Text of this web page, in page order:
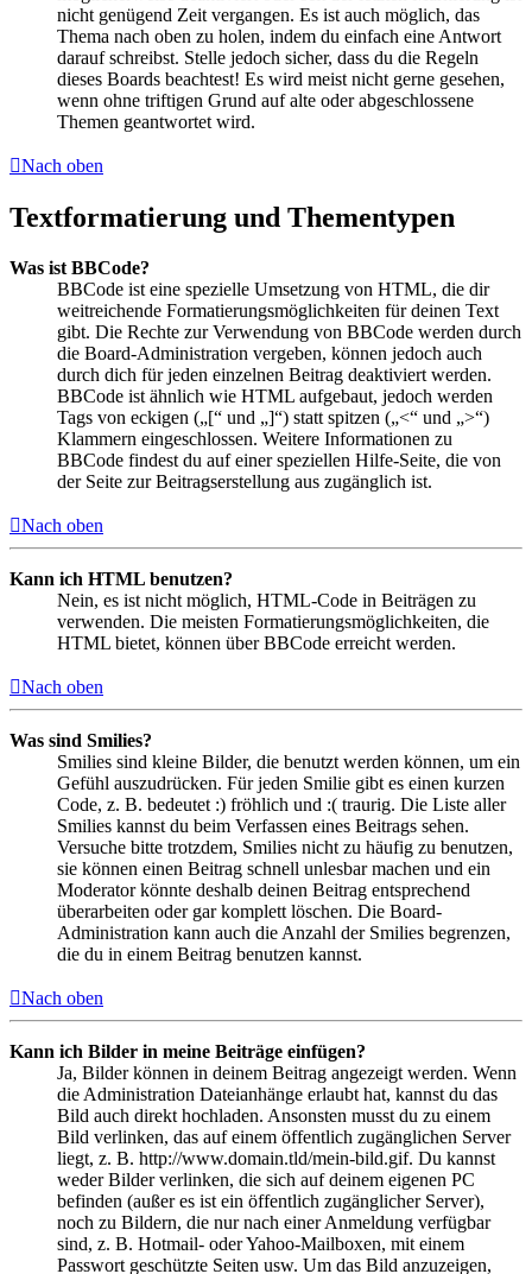
nicht genügend Zeit vergangen. Es ist auch möglich, das
Thema nach oben zu holen, indem du einfach eine Antwort
darauf schreibst. Stelle jedoch sicher, dass du die Regeln
dieses Boards beachtest! Es wird meist nicht gerne gesehen,
wenn ohne triftigen Grund auf alte oder abgeschlossene
Themen geantwortet wird.
Nach oben
Textformatierung und Thementypen
Was ist BBCode?
BBCode ist eine spezielle Umsetzung von HTML, die dir
weitreichende Formatierungsmöglichkeiten für deinen Text
gibt. Die Rechte zur Verwendung von BBCode werden durch
die Board-Administration vergeben, können jedoch auch
durch dich für jeden einzelnen Beitrag deaktiviert werden.
BBCode ist ähnlich wie HTML aufgebaut, jedoch werden
Tags von eckigen („[“ und „]“) statt spitzen („<“ und „>“)
Klammern eingeschlossen. Weitere Informationen zu
BBCode findest du auf einer speziellen Hilfe-Seite, die von
der Seite zur Beitragserstellung aus zugänglich ist.
Nach oben
Kann ich HTML benutzen?
Nein, es ist nicht möglich, HTML-Code in Beiträgen zu
verwenden. Die meisten Formatierungsmöglichkeiten, die
HTML bietet, können über BBCode erreicht werden.
Nach oben
Was sind Smilies?
Smilies sind kleine Bilder, die benutzt werden können, um ein
Gefühl auszudrücken. Für jeden Smilie gibt es einen kurzen
Code, z. B. bedeutet :) fröhlich und :( traurig. Die Liste aller
Smilies kannst du beim Verfassen eines Beitrags sehen.
Versuche bitte trotzdem, Smilies nicht zu häufig zu benutzen,
sie können einen Beitrag schnell unlesbar machen und ein
Moderator könnte deshalb deinen Beitrag entsprechend
überarbeiten oder gar komplett löschen. Die Board-
Administration kann auch die Anzahl der Smilies begrenzen,
die du in einem Beitrag benutzen kannst.
Nach oben
Kann ich Bilder in meine Beiträge einfügen?
Ja, Bilder können in deinem Beitrag angezeigt werden. Wenn
die Administration Dateianhänge erlaubt hat, kannst du das
Bild auch direkt hochladen. Ansonsten musst du zu einem
Bild verlinken, das auf einem öffentlich zugänglichen Server
liegt, z. B. http://www.domain.tld/mein-bild.gif. Du kannst
weder Bilder verlinken, die sich auf deinem eigenen PC
befinden (außer es ist ein öffentlich zugänglicher Server),
noch zu Bildern, die nur nach einer Anmeldung verfügbar
sind, z. B. Hotmail- oder Yahoo-Mailboxen, mit einem
Passwort geschützte Seiten usw. Um das Bild anzuzeigen,